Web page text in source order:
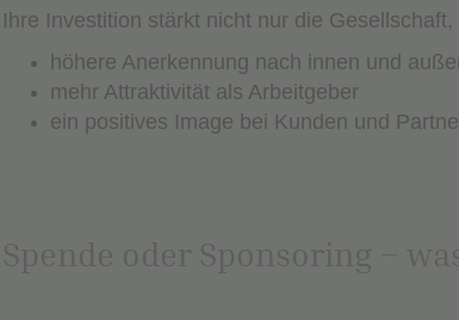
Ihre Investition stärkt nicht nur die
höhere Anerkennung nach innen und
mehr Attraktivität als Arbeitgeber
ein positives Image bei Kunden und